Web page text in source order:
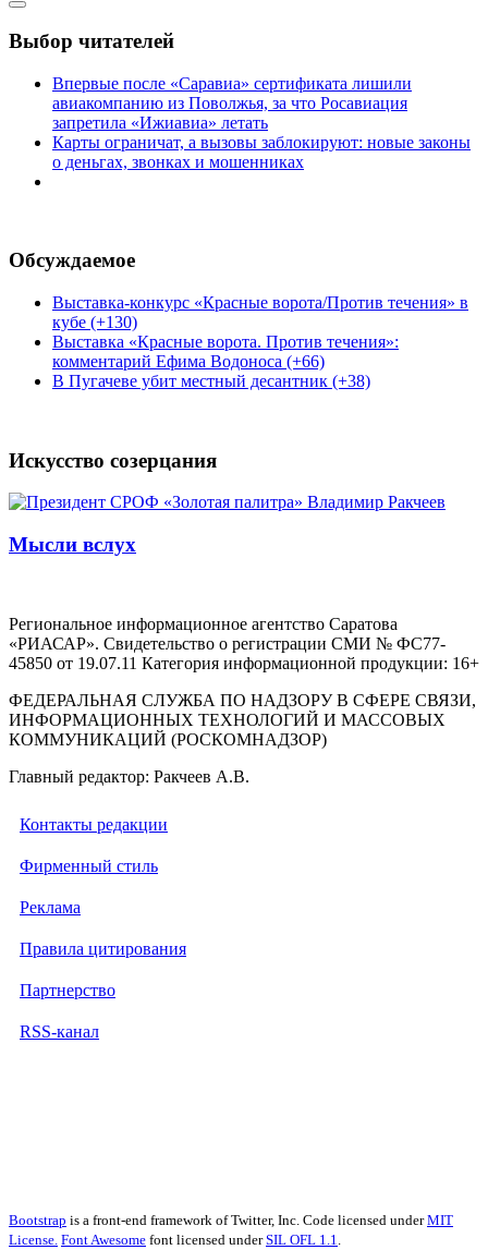
Выбор читателей
Впервые после «Саравиа» сертификата лишили
авиакомпанию из Поволжья, за что Росавиация
запретила «Ижиавиа» летать
Карты ограничат, а вызовы заблокируют: новые законы
о деньгах, звонках и мошенниках
Обсуждаемое
Выставка-конкурс «Красные ворота/Против течения» в
кубе (+130)
Выставка «Красные ворота. Против течения»:
комментарий Ефима Водоноса (+66)
В Пугачеве убит местный десантник (+38)
Искусство созерцания
Мысли вслух
Региональное информационное агентство Саратова
«РИАСАР». Свидетельство о регистрации СМИ № ФС77-
45850 от 19.07.11 Категория информационной продукции: 16+
ФЕДЕРАЛЬНАЯ СЛУЖБА ПО НАДЗОРУ В СФЕРЕ СВЯЗИ,
ИНФОРМАЦИОННЫХ ТЕХНОЛОГИЙ И МАССОВЫХ
КОММУНИКАЦИЙ (РОСКОМНАДЗОР)
Главный редактор: Ракчеев А.В.
Контакты редакции
Фирменный стиль
Реклама
Правила цитирования
Партнерство
RSS-канал
Bootstrap is a front-end framework of Twitter, Inc. Code licensed underMIT
License. Font Awesome font licensed underSIL OFL 1.1